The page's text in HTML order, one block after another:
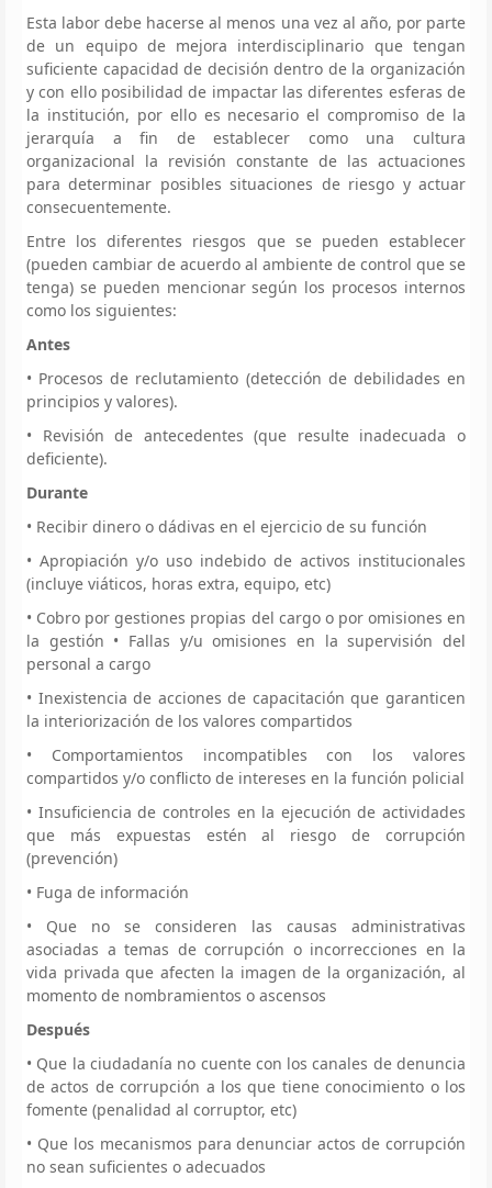
Esta labor debe hacerse al menos una vez al año, por parte
de un equipo de mejora interdisciplinario que tengan
suficiente capacidad de decisión dentro de la organización
y con ello posibilidad de impactar las diferentes esferas de
la institución, por ello es necesario el compromiso de la
jerarquía a fin de establecer como una cultura
organizacional la revisión constante de las actuaciones
para determinar posibles situaciones de riesgo y actuar
consecuentemente.
Entre los diferentes riesgos que se pueden establecer
(pueden cambiar de acuerdo al ambiente de control que se
tenga) se pueden mencionar según los procesos internos
como los siguientes:
Antes
• Procesos de reclutamiento (detección de debilidades en
principios y valores).
• Revisión de antecedentes (que resulte inadecuada o
deficiente).
Durante
• Recibir dinero o dádivas en el ejercicio de su función
• Apropiación y/o uso indebido de activos institucionales
(incluye viáticos, horas extra, equipo, etc)
• Cobro por gestiones propias del cargo o por omisiones en
la gestión • Fallas y/u omisiones en la supervisión del
personal a cargo
• Inexistencia de acciones de capacitación que garanticen
la interiorización de los valores compartidos
• Comportamientos incompatibles con los valores
compartidos y/o conflicto de intereses en la función policial
• Insuficiencia de controles en la ejecución de actividades
que más expuestas estén al riesgo de corrupción
(prevención)
• Fuga de información
• Que no se consideren las causas administrativas
asociadas a temas de corrupción o incorrecciones en la
vida privada que afecten la imagen de la organización, al
momento de nombramientos o ascensos
Después
• Que la ciudadanía no cuente con los canales de denuncia
de actos de corrupción a los que tiene conocimiento o los
fomente (penalidad al corruptor, etc)
• Que los mecanismos para denunciar actos de corrupción
no sean suficientes o adecuados